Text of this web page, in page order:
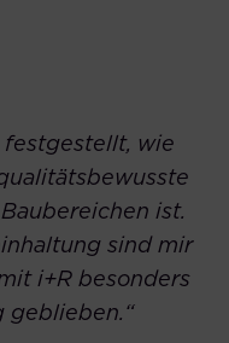
festgestellt, wie
ist.
sind mir
i+R besonders
geblieben.“